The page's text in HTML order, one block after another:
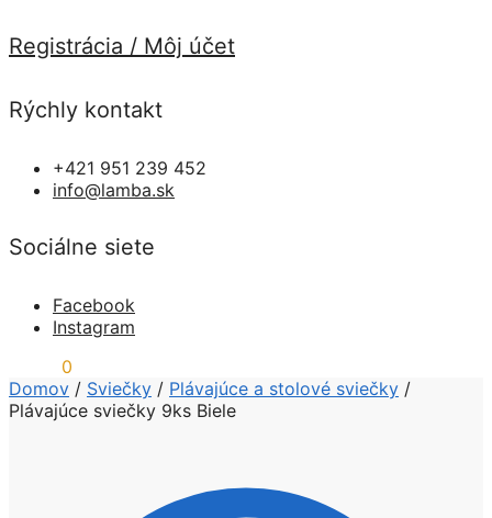
Registrácia / Môj účet
Rýchly kontakt
+421 951 239 452
info@lamba.sk
Sociálne siete
Facebook
Instagram
0
Domov / Sviečky / Plávajúce a stolové sviečky /
Plávajúce sviečky 9ks Biele